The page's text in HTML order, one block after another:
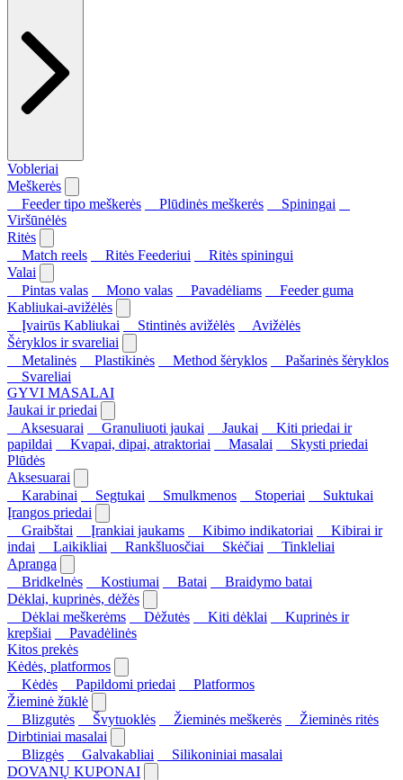
Vobleriai
Meškerės
Feeder tipo meškerės
Plūdinės meškerės
Spiningai
Viršūnėlės
Ritės
Match reels
Ritės Feederiui
Ritės spiningui
Valai
Pintas valas
Mono valas Pavadėliams
Feeder guma
Kabliukai-avižėlės
Įvairūs Kabliukai
Stintinės avižėlės
Avižėlės
Šėryklos ir svareliai
Metalinės
Plastikinės Method šėryklos
Pašarinės šėryklos
Svareliai
GYVI MASALAI
Jaukai ir priedai
Aksesuarai
Granuliuoti jaukai Jaukai
Kiti priedai ir
papildai
Kvapai, dipai, atraktoriai Masalai
Skysti priedai
Plūdės
Aksesuarai
Karabinai
Segtukai Smulkmenos Stoperiai
Suktukai
Įrangos priedai
Graibštai
Įrankiai jaukams Kibimo indikatoriai
Kibirai ir
indai
Laikikliai Rankšluosčiai Skėčiai
Tinkleliai
Apranga
Bridkelnės
Kostiumai Batai
Braidymo batai
Dėklai, kuprinės, dėžės
Dėklai meškerėms
Dėžutės Kiti dėklai
Kuprinės ir
krepšiai
Pavadėlinės
Kitos prekės
Kėdės, platformos
Kėdės
Papildomi priedai
Platformos
Žieminė žūklė
Blizgutės
Švytuoklės Žieminės meškerės
Žieminės ritės
Dirbtiniai masalai
Blizgės
Galvakabliai
Silikoniniai masalai
DOVANŲ KUPONAI